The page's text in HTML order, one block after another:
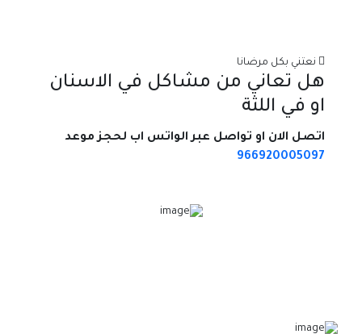
نعتني بكل مرضانا
هل تعاني من مشاكل في الاسنان
او في اللثة
اتصل الان او تواصل عبر الواتس اب لحجز موعد
966920005097